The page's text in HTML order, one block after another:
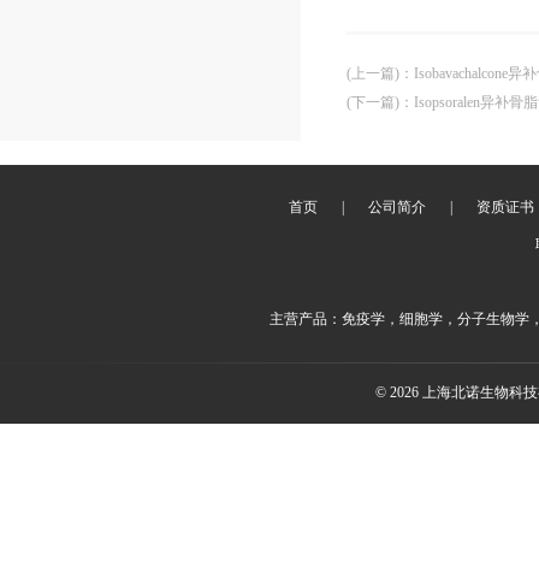
(上一篇) ：
Isobavachalcone异
(下一篇) ： Isopsoralen异补骨
首页 公司简介 资质证书
主营产品：免疫学，细胞学，分子生物学
© 2026 上海北诺生物科